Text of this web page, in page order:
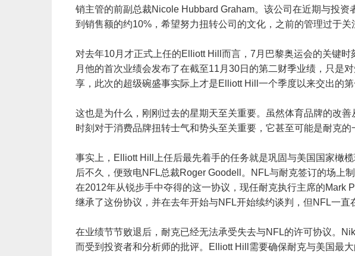
销主管的前副总裁Nicole Hubbard Graham。该公司在近期与投资
到销售额的约10%，希望努力扭转公司的文化，之前的管理过于关
对去年10月才正式上任的Elliott Hill而言，7月巴黎奥运会的关键
月他的首次业绩会发布了在截至11月30日的第二财季业绩，只是
享，此次的超级碗盛事实际上才是Elliott Hill一个季度以来交出的第
这也是为什么，刚刚过去的星期天至关重要。虽然体育品牌的改
时刻对于消费品牌扭转士气和势头至关重要，它甚至可能是耐克的
事实上，Elliott Hill上任后最先着手的任务就是巩固与美国国家橄
后不久，便致电NFL总裁Roger Goodell。NFL与耐克签订的场上
在2012年从锐步手中夺得的这一协议，现任耐克执行主席的Mark
继承了这份协议，并在去年开始与NFL开始续约谈判，但NFL一直
在业绩节节败退后，耐克已经无法承受失去与NFL的许可协议。
而受到投资者和分析师的批评。Elliott Hill需要确保耐克与美国最